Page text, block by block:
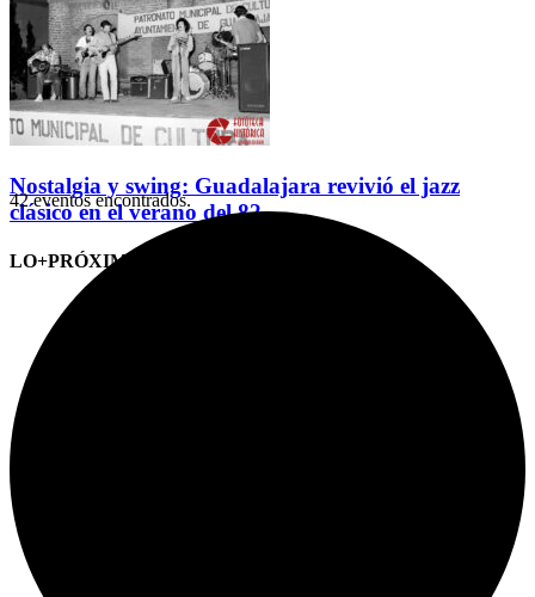
Nostalgia y swing: Guadalajara revivió el jazz
clásico en el verano del 82
LO+PRÓXIMO (CITAS)
42 eventos encontrados.